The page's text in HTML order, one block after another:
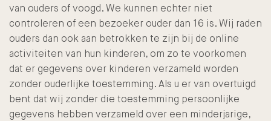
van ouders of voogd. We kunnen echter niet
controleren of een bezoeker ouder dan 16 is. Wij raden
ouders dan ook aan betrokken te zijn bij de online
activiteiten van hun kinderen, om zo te voorkomen
dat er gegevens over kinderen verzameld worden
zonder ouderlijke toestemming. Als u er van overtuigd
bent dat wij zonder die toestemming persoonlijke
gegevens hebben verzameld over een minderjarige,